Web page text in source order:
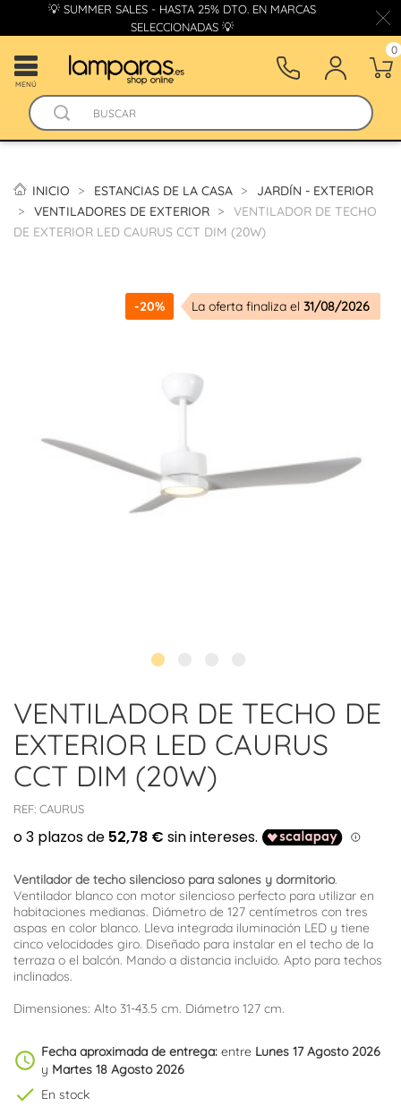
💡 SUMMER SALES - HASTA 25% DTO. EN MARCAS
SELECCIONADAS 💡
MENÚ
0
INICIO ESTANCIAS DE LA CASA
JARDÍN - EXTERIOR
VENTILADORES DE EXTERIOR
VENTILADOR DE TECHO
DE EXTERIOR LED CAURUS CCT DIM (20W)
-20% La oferta finaliza el 31/08/2026
VENTILADOR DE TECHO DE
EXTERIOR LED CAURUS
CCT DIM (20W)
REF: CAURUS
Ventilador de techo silencioso para salones y dormitorio.
Ventilador blanco con motor silencioso perfecto para utilizar en
habitaciones medianas. Diámetro de 127 centímetros con tres
aspas en color blanco. Lleva integrada iluminación LED y tiene
cinco velocidades giro. Diseñado para instalar en el techo de la
terraza o el balcón. Mando a distancia incluido. Apto para techos
inclinados.
Dimensiones: Alto 31-43.5 cm. Diámetro 127 cm.
schedule Fecha aproximada de entrega: entre Lunes 17 Agosto 2026
y Martes 18 Agosto 2026
check En stock